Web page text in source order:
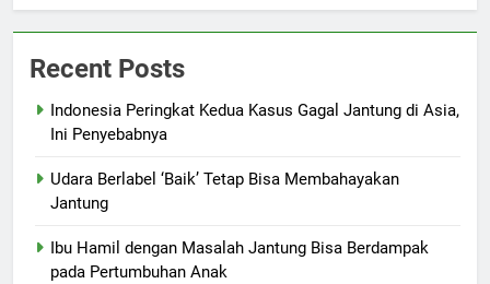
Recent Posts
Indonesia Peringkat Kedua Kasus Gagal Jantung di Asia,
Ini Penyebabnya
Udara Berlabel ‘Baik’ Tetap Bisa Membahayakan
Jantung
Ibu Hamil dengan Masalah Jantung Bisa Berdampak
pada Pertumbuhan Anak